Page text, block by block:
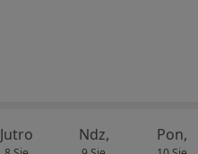
Jutro Ndz, Pon,